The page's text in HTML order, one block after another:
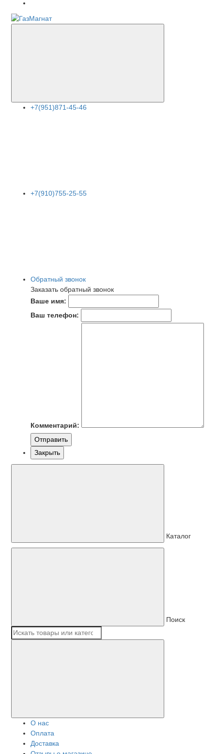
+7(951)871-45-46
+7(910)755-25-55
Обратный звонок
Заказать обратный звонок
Ваше имя:
Ваш телефон:
Комментарий:
Отправить
Закрыть
Каталог
Поиск
О нас
Оплата
Доставка